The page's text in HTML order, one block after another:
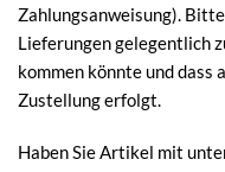
Zahlungsanweisung).
Lieferungen gelegentlich
kommen könnte und dass
Zustellung erfolgt.
Haben Sie Artikel mit